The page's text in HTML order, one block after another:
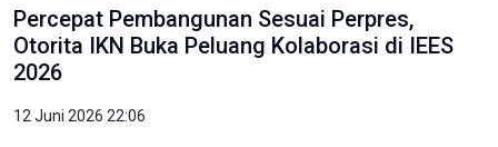
Percepat Pembangunan Sesuai Perpres,
Otorita IKN Buka Peluang Kolaborasi di IEES
2026
12 Juni 2026 22:06